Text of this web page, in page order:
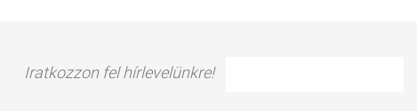
Iratkozzon fel hírlevelünkre!